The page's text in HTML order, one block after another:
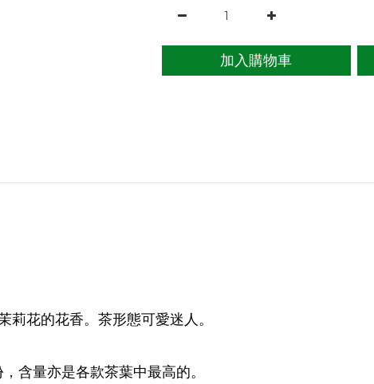
加入購物車
花的花香。茶形態可愛迷人。
含量亦是各款茶葉中最高的。